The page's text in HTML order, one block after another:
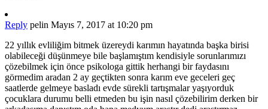
Reply pelin Mayıs 7, 2017 at 10:20 pm
22 yıllık evliliğim bitmek üzereydi karımın hayatında başka birisi
olabileceği düşünmeye bile başlamıştım kendisiyle sorunlarımızı
çözebilmek için önce psikologa gittik herhangi bir faydasını
görmedim aradan 2 ay geçtikten sonra karım eve geceleri geç
saatlerde gelmeye basladı evde sürekli tartışmalar yaşıyorduk
çocuklara durumu belli etmeden bu işin nasıl çözebilirim derken bir